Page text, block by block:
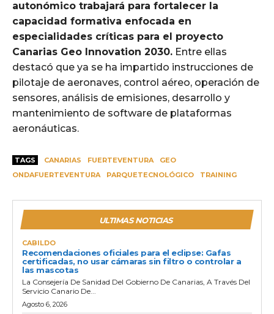
autonómico trabajará para fortalecer la
capacidad formativa enfocada en
especialidades críticas para el proyecto
Canarias Geo Innovation 2030. Entre ellas
destacó que ya se ha impartido instrucciones de
pilotaje de aeronaves, control aéreo, operación de
sensores, análisis de emisiones, desarrollo y
mantenimiento de software de plataformas
aeronáuticas.
TAGS CANARIAS FUERTEVENTURA
GEO
ONDAFUERTEVENTURA
PARQUETECNOLÓGICO TRAINING
ULTIMAS NOTICIAS
CABILDO
Recomendaciones oficiales para el eclipse: Gafas
certificadas, no usar cámaras sin filtro o controlar a
las mascotas
La Consejería De Sanidad Del Gobierno De Canarias, A Través Del
Servicio Canario De...
Agosto 6, 2026